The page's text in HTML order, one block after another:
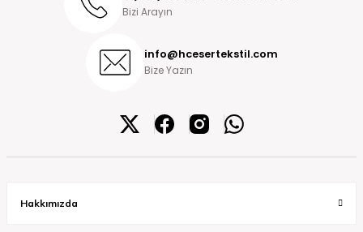
Bizi Arayın
info@hcesertekstil.com
Bize Yazın
Hakkımızda